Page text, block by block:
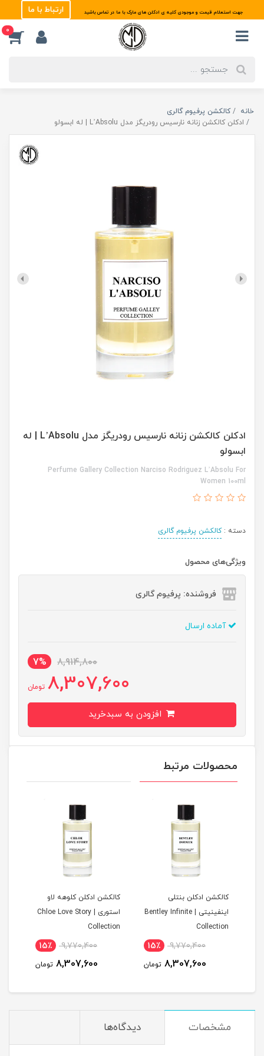
جهت استعلام قیمت و موجودی کلیه ی ادکلن های مارک با ما در تماس باشید ارتباط با ما
0
خانه
کالکشن پرفیوم گالری
ادکلن کالکشن زنانه نارسیس رودریگز مدل L’Absolu | له ابسولو
ادکلن کالکشن زنانه نارسیس رودریگز مدل L’Absolu | له
ابسولو
Perfume Gallery Collection Narciso Rodriguez L’Absolu For
Women 100ml
دسته :کالکشن پرفیوم گالری
ویژگی‌های محصول
فروشنده: پرفیوم گالری
آماده ارسال
8,914,800
7%
8,307,600 تومان
محصولات مرتبط
کالکشن ادکلن بنتلی
اینفینیتی | Bentley Infinite
Collection
9,770,400 15٪
8,307,600 تومان
کالکشن ادکلن کلوهه لاو
استوری | Chloe Love Story
Collection
9,770,400 15٪
8,307,600 تومان
مشخصات دیدگاه‌ها